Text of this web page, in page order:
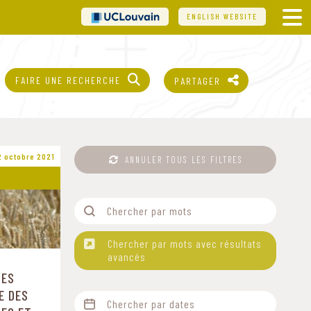
PARTAGER
FAIRE UNE RECHERCHE
UCL ENGLISH WEBSITE
octobre 2021
DES
ANNULER TOUS LES FILTRES
Filtre-Mots
Rechercher
Chercher par mots avec résultats
avancés
Filtre-Date-EvenementsPublications
Date